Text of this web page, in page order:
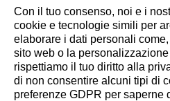
Sconti per gli ospiti
Convenzioni per Aziende
booking@italianway.house
+390286882952
Con il tuo consenso, noi e i
cookie e tecnologie simili per
elaborare i dati personali
sito web o la
rispettiamo il tuo diritto alla
di non consentire alcuni tipi di
preferenze GDPR per saperne